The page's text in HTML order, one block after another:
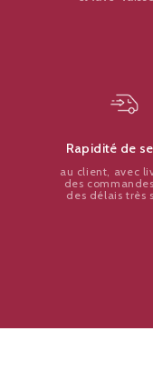
Rapidité de
au client, avec
des
des délais très